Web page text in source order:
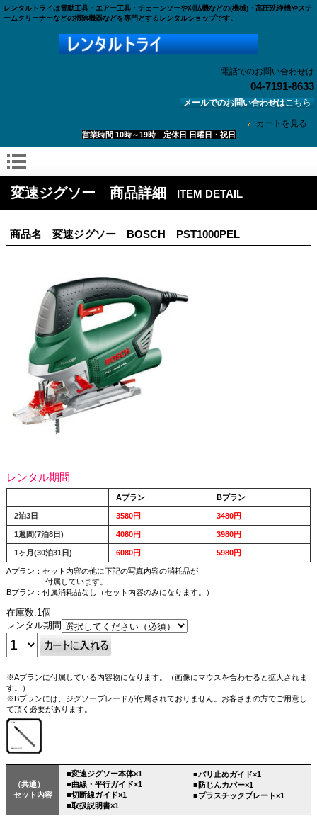
レンタルトライは電動工具・エアー工具・チェーンソーや刈払機などの(機械)・高圧洗浄機やスチ
ームクリーナーなどの掃除機器などを専門とするレンタルショップです。
電話でのお問い合わせは
04-7191-8633
メールでのお問い合わせはこちら
カートを見る
営業時間 10時～19時 定休日 日曜日・祝日
変速ジグソー 商品詳細 ITEM DETAIL
商品名 変速ジグソー BOSCH PST1000PEL
レンタル期間
Aプラン Bプラン
2泊3日 3580円 3480円
1週間(7泊8日) 4080円 3980円
1ヶ月(30泊31日) 6080円 5980円
Aプラン：セット内容の他に下記の写真内容の消耗品が
付属しています。
Bプラン：付属消耗品なし（セット内容のみになります。）
在庫数:1個
レンタル期間
※Aプランに付属している内容物になります。（画像にマウスを合わせると拡大されま
す。）
※Bプランには、ジグソーブレードが付属されておりません。お客さまの方でご用意し
て頂く必要があります。
（共通）
セット内容
■変速ジグソー本体×1
■曲線・平行ガイド×1
■切断線ガイド×1
■取扱説明書×1
■バリ止めガイド×1
■防じんカバー×1
■プラスチックプレート×1